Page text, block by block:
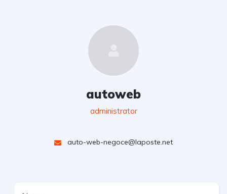
autoweb
administrator
auto-web-negoce@laposte.net